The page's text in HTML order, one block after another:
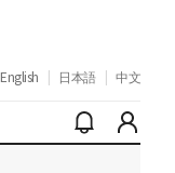
English 日本語 中文